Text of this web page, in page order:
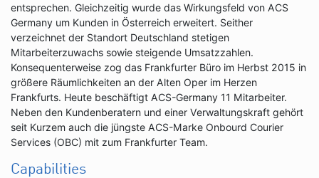
entsprechen. Gleichzeitig wurde das Wirkungsfeld von ACS
Germany um Kunden in Österreich erweitert. Seither
verzeichnet der Standort Deutschland stetigen
Mitarbeiterzuwachs sowie steigende Umsatzzahlen.
Konsequenterweise zog das Frankfurter Büro im Herbst 2015 in
größere Räumlichkeiten an der Alten Oper im Herzen
Frankfurts. Heute beschäftigt ACS-Germany 11 Mitarbeiter.
Neben den Kundenberatern und einer Verwaltungskraft gehört
seit Kurzem auch die jüngste ACS-Marke Onbourd Courier
Services (OBC) mit zum Frankfurter Team.
Capabilities